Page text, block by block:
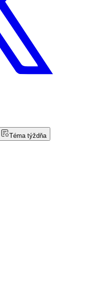
Téma týždňa